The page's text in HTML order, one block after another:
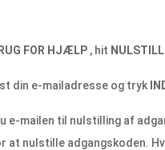
FOR HJÆLP , hit
din e-mailadresse og tryk
e-mailen til nulstilling af
at nulstille adgangskoden.